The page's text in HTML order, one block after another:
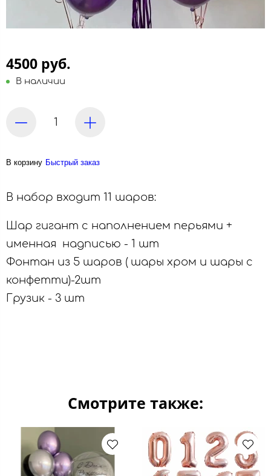
4500 руб.
В наличии
В корзину Быстрый заказ
В набор входит 11 шаров:
Шар гигант с наполнением перьями +
именная надписью - 1 шт
Фонтан из 5 шаров ( шары хром и шары с
конфетти)-2шт
Грузик - 3 шт
Смотрите также: